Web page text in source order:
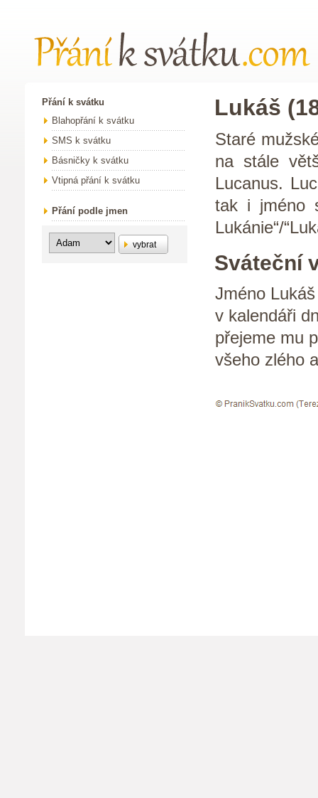
Přání k svátku
Blahopřání k svátku
SMS k svátku
Básničky k svátku
Vtipná přání k svátku
Přání podle jmen
vybrat
Lukáš
Staré
na stále
Lucanus.
tak i jméno
Lukánie“/
Sváteční
Jméno
v kalendáři
přejeme mu
všeho zlého